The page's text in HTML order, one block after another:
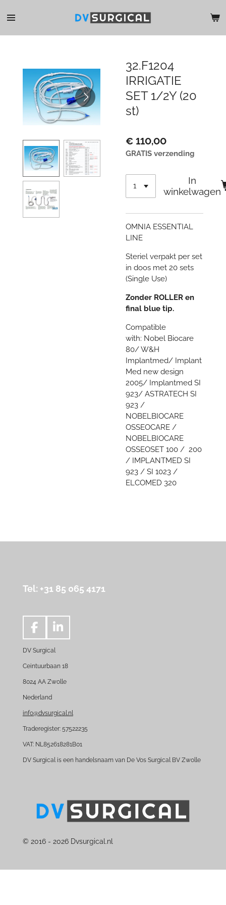
direct
32.F1204
IRRIGATIE
SET 1/2Y (20
st)
€ 110,00
GRATIS verzending
In
winkelwagen
OMNIA ESSENTIAL
LINE
Steriel verpakt per set
in doos met 20 sets
(Single Use)
Zonder ROLLER en
final blue tip.
Compatible
with: Nobel Biocare
80/ W&H
Implantmed/ Implant
Med new design
2005/ Implantmed SI
923/ ASTRATECH SI
923 /
NOBELBIOCARE
OSSEOCARE /
NOBELBIOCARE
OSSEOSET 100 / 200
/ IMPLANTMED SI
923 / SI 1023 /
ELCOMED 320
Tel: +31 85 065 4171
F
c
e
o
k
L
n
k
n
DV Surgical
Ceintuurbaan 18
8024 AA Zwolle
Nederland
info@dvsurgical.nl
Traderegister: 57522235
VAT: NL852618281B01
DV Surgical is een handelsnaam van De Vos Surgical BV Zwolle
© 2016 - 2026 Dvsurgical.nl